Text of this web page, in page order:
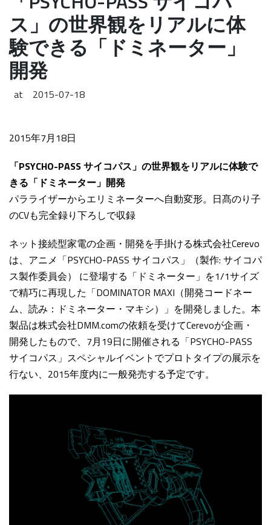
ス」の世界観をリアルに体
験できる「ドミネーター」
開発
at 2015-07-18
2015年7月18日
「PSYCHO-PASS サイコパス」の世界観をリアルに体験で
きる「ドミネーター」開発
パラライザーからエリミネーターへ自動変形。日髙のり子
のCVも完全録り下ろしで収録
ネット接続型家電の企画・開発を手掛ける株式会社Cerevo
は、アニメ「PSYCHO-PASS サイコパス」（製作: サイコパ
ス製作委員会） に登場する「ドミネーター」を1/1サイズ
で精巧に再現した「DOMINATOR MAXI（開発コードネー
ム、読み：ドミネーター・マキシ）」を開発しました。本
製品は株式会社DMM.comの依頼を受けてCerevoが企画・
開発したもので、7月19日に開催される「PSYCHO-PASS
サイコパス」スペシャルイベントでプロトタイプの展示を
行ない、2015年度内に一般発売する予定です。